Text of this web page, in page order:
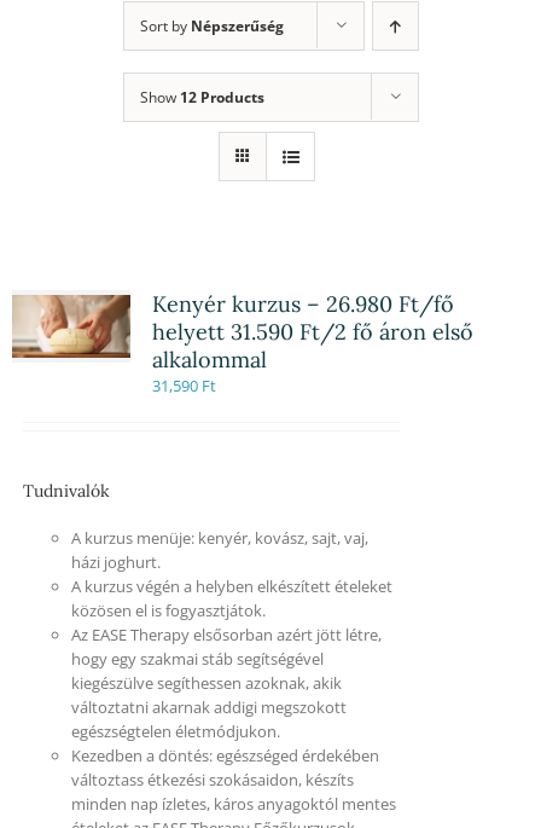
Sort by Népszerűség
Show 12 Products
Kenyér kurzus – 26.980 Ft/fő
helyett 31.590 Ft/2 fő áron első
alkalommal
31,590 Ft
Tudnivalók
A kurzus menüje: kenyér, kovász, sajt, vaj,
házi joghurt.
A kurzus végén a helyben elkészített ételeket
közösen el is fogyasztjátok.
Az EASE Therapy elsősorban azért jött létre,
hogy egy szakmai stáb segítségével
kiegészülve segíthessen azoknak, akik
változtatni akarnak addigi megszokott
egészségtelen életmódjukon.
Kezedben a döntés: egészséged érdekében
változtass étkezési szokásaidon, készíts
minden nap ízletes, káros anyagoktól mentes